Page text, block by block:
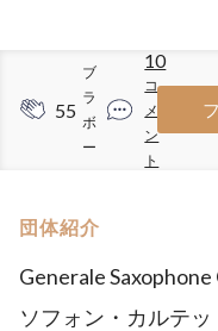
55
ブ
ラ
ボ
ー
10
コ
メ
ン
ト
団体紹介
Generale
ソフォン・カルテ